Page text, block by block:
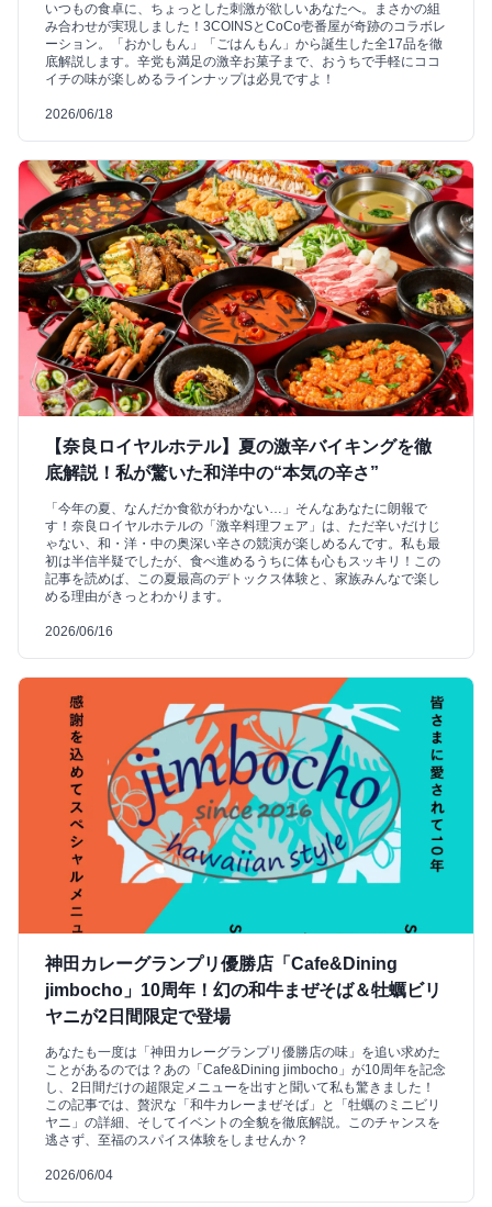
いつもの食卓に、ちょっとした刺激が欲しいあなたへ。まさかの組
み合わせが実現しました！3COINSとCoCo壱番屋が奇跡のコラボレ
ーション。「おかしもん」「ごはんもん」から誕生した全17品を徹
底解説します。辛党も満足の激辛お菓子まで、おうちで手軽にココ
イチの味が楽しめるラインナップは必見ですよ！
2026/06/18
【奈良ロイヤルホテル】夏の激辛バイキングを徹
底解説！私が驚いた和洋中の“本気の辛さ”
「今年の夏、なんだか食欲がわかない…」そんなあなたに朗報で
す！奈良ロイヤルホテルの「激辛料理フェア」は、ただ辛いだけじ
ゃない、和・洋・中の奥深い辛さの競演が楽しめるんです。私も最
初は半信半疑でしたが、食べ進めるうちに体も心もスッキリ！この
記事を読めば、この夏最高のデトックス体験と、家族みんなで楽し
める理由がきっとわかります。
2026/06/16
神田カレーグランプリ優勝店「Cafe&Dining
jimbocho」10周年！幻の和牛まぜそば＆牡蠣ビリ
ヤニが2日間限定で登場
あなたも一度は「神田カレーグランプリ優勝店の味」を追い求めた
ことがあるのでは？あの「Cafe&Dining jimbocho」が10周年を記念
し、2日間だけの超限定メニューを出すと聞いて私も驚きました！
この記事では、贅沢な「和牛カレーまぜそば」と「牡蠣のミニビリ
ヤニ」の詳細、そしてイベントの全貌を徹底解説。このチャンスを
逃さず、至福のスパイス体験をしませんか？
2026/06/04